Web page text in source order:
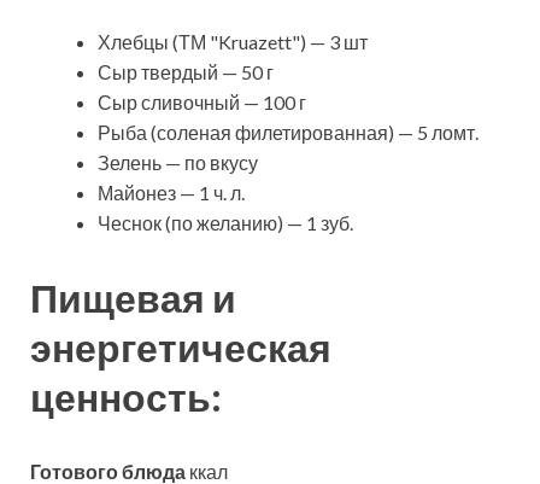
Хлебцы (ТМ "Kruazett") — 3 шт
Сыр твердый — 50 г
Сыр сливочный — 100 г
Рыба (соленая филетированная) — 5 ломт.
Зелень — по вкусу
Майонез — 1 ч. л.
Чеснок (по желанию) — 1 зуб.
Пищевая и
энергетическая
ценность:
Готового блюда ккал